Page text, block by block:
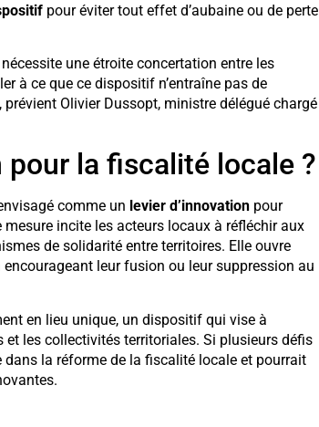
pour éviter tout effet d’aubaine ou de perte
une étroite concertation entre les
à ce que ce dispositif n’entraîne pas de
Olivier Dussopt, ministre délégué chargé
pour la fiscalité locale ?
comme un levier d’innovationpour
incite les acteurs locaux à réfléchir aux
de solidarité entre territoires. Elle ouvre
encourageant leur fusion ou leur suppression au
en lieu unique, un dispositif qui vise à
les collectivités territoriales. Si plusieurs défis
la réforme de la fiscalité locale et pourrait